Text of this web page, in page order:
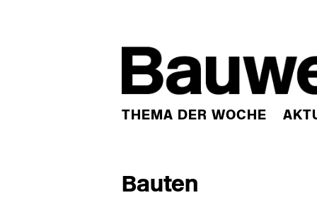
THEMA DER WOCHE
Bauten